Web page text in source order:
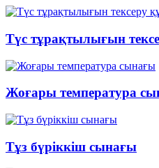
Түс тұрақтылығын
Жоғары температура
Тұз бүріккіш сынағы